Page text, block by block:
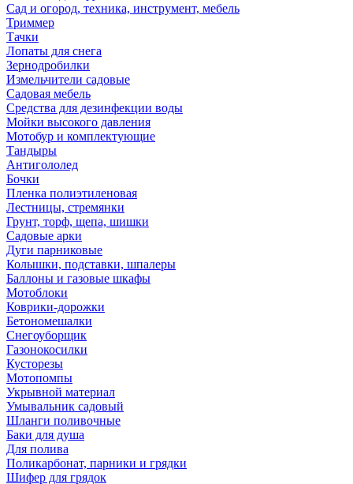
Сад и огород, техника, инструмент, мебель
Триммер
Тачки
Лопаты для снега
Зернодробилки
Измельчители садовые
Садовая мебель
Средства для дезинфекции воды
Мойки высокого давления
Мотобур и комплектующие
Тандыры
Антигололед
Бочки
Пленка полиэтиленовая
Лестницы, стремянки
Грунт, торф, щепа, шишки
Садовые арки
Дуги парниковые
Колышки, подставки, шпалеры
Баллоны и газовые шкафы
Мотоблоки
Коврики-дорожки
Бетономешалки
Снегоуборщик
Газонокосилки
Кусторезы
Мотопомпы
Укрывной материал
Умывальник садовый
Шланги поливочные
Баки для душа
Для полива
Поликарбонат, парники и грядки
Шифер для грядок